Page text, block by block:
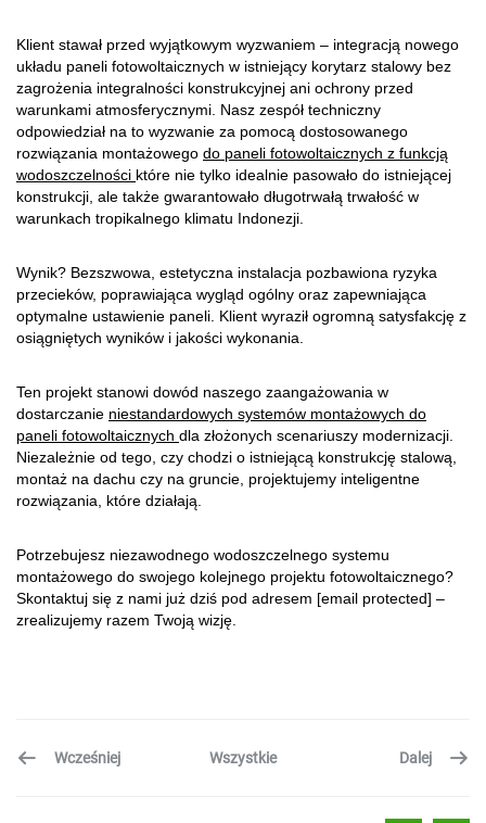
Klient stawał przed wyjątkowym wyzwaniem – integracją nowego
układu paneli fotowoltaicznych w istniejący korytarz stalowy bez
zagrożenia integralności konstrukcyjnej ani ochrony przed
warunkami atmosferycznymi. Nasz zespół techniczny
odpowiedział na to wyzwanie za pomocą dostosowanego
rozwiązania montażowego do paneli fotowoltaicznych z funkcją
wodoszczelności które nie tylko idealnie pasowało do istniejącej
konstrukcji, ale także gwarantowało długotrwałą trwałość w
warunkach tropikalnego klimatu Indonezji.
Wynik? Bezszwowa, estetyczna instalacja pozbawiona ryzyka
przecieków, poprawiająca wygląd ogólny oraz zapewniająca
optymalne ustawienie paneli. Klient wyraził ogromną satysfakcję z
osiągniętych wyników i jakości wykonania.
Ten projekt stanowi dowód naszego zaangażowania w
dostarczanie niestandardowych systemów montażowych do
paneli fotowoltaicznych dla złożonych scenariuszy modernizacji.
Niezależnie od tego, czy chodzi o istniejącą konstrukcję stalową,
montaż na dachu czy na gruncie, projektujemy inteligentne
rozwiązania, które działają.
Potrzebujesz niezawodnego wodoszczelnego systemu
montażowego do swojego kolejnego projektu fotowoltaicznego?
Skontaktuj się z nami już dziś pod adresem [email protected] –
zrealizujemy razem Twoją wizję.
Wcześniej Wszystkie Dalej